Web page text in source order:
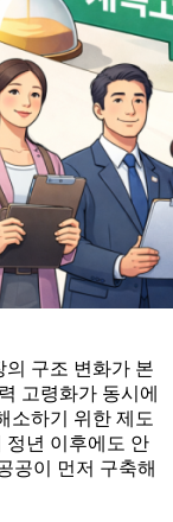
구조 변화가 본
고령화가 동시에
소하기 위한 제도
정년 이후에도 안
공이 먼저 구축해